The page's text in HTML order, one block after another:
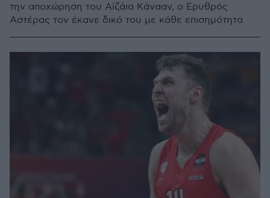
την αποχώρηση του Αϊζάια Κάνααν, ο Ερυθρός
Αστέρας τον έκανε δικό του με κάθε επισημότητα